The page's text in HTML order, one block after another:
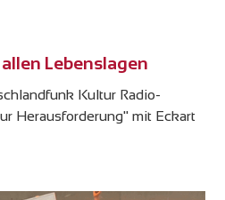
Lebenslagen
Kultur Radio-
Herausforderung" mit Eckart